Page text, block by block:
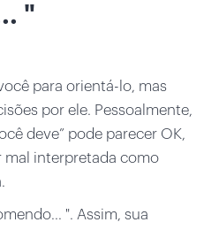
"
para orientá-lo, mas
por ele. Pessoalmente,
deve” pode parecer OK,
mal interpretada como
". Assim, sua